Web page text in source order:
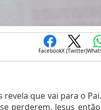
FacebookX (Twitter)
que vai para o
perderem. Jesus